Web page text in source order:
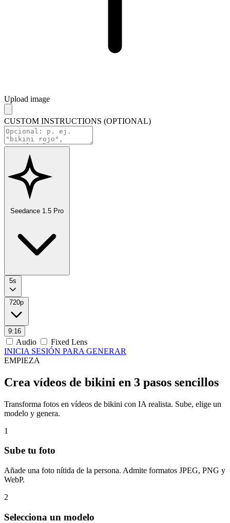
Upload image
CUSTOM INSTRUCTIONS (OPTIONAL)
Seedance 1.5 Pro
5s
720p
9:16
Audio
Fixed Lens
INICIA SESIÓN PARA GENERAR
EMPIEZA
Crea vídeos de bikini en 3 pasos sencillos
Transforma fotos en vídeos de bikini con IA realista. Sube, elige un
modelo y genera.
1
Sube tu foto
Añade una foto nítida de la persona. Admite formatos JPEG, PNG y
WebP.
2
Selecciona un modelo